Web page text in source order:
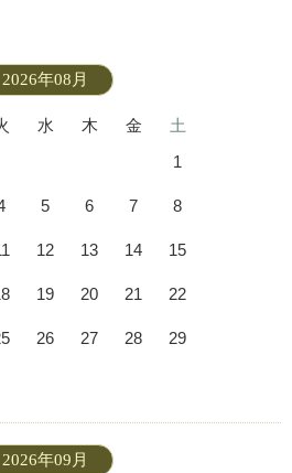
2026年08月
水 木 金
土
1
5 6 7 8
12 13 14 15
19 20 21 22
26 27 28 29
2026年09月